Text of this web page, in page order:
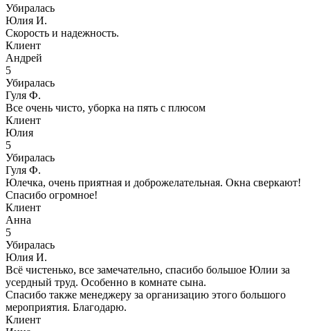
Убиралась
Юлия И.
Скорость и надежность.
Клиент
Андрей
5
Убиралась
Гуля Ф.
Все очень чисто, уборка на пять с плюсом
Клиент
Юлия
5
Убиралась
Гуля Ф.
Юлечка, очень приятная и доброжелательная. Окна сверкают!
Спасибо огромное!
Клиент
Анна
5
Убиралась
Юлия И.
Всё чистенько, все замечательно, спасибо большое Юлии за
усердный труд. Особенно в комнате сына.
Спасибо также менеджеру за организацию этого большого
мероприятия. Благодарю.
Клиент